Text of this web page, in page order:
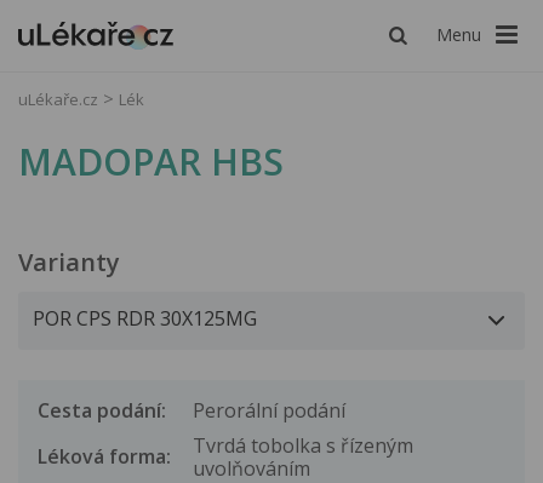
Menu
uLékaře.cz Lék
MADOPAR HBS
Varianty
Cesta podání:
Perorální podání
Léková forma:
Tvrdá tobolka s řízeným
uvolňováním